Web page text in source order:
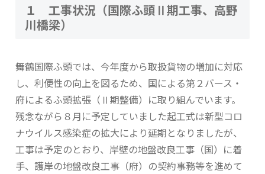
１ 工事状況（国際ふ頭Ⅱ期工事、高野
川橋梁）
舞鶴国際ふ頭では、今年度から取扱貨物の増加に対応
し、利便性の向上を図るため、国による第２バース・
府によるふ頭拡張（Ⅱ期整備）に取り組んでいます。
残念ながら８月に予定していました起工式は新型コロ
ナウイルス感染症の拡大により延期となりましたが、
工事は予定のとおり、岸壁の地盤改良工事（国）に着
手、護岸の地盤改良工事（府）の契約事務等を進めて